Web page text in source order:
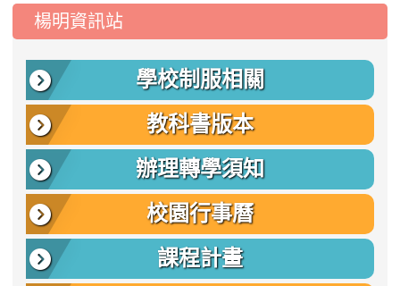
::: 楊明資訊站
學校制服相關
教科書版本
辦理轉學須知
校園行事曆
課程計畫